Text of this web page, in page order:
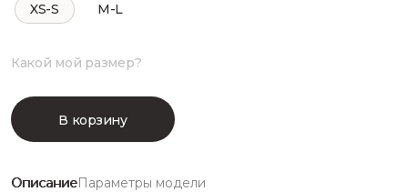
XS-S M-L
Какой мой размер?
В корзину
ОписаниеПараметры модели